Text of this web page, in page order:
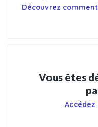
Découvrez
Vous êtes